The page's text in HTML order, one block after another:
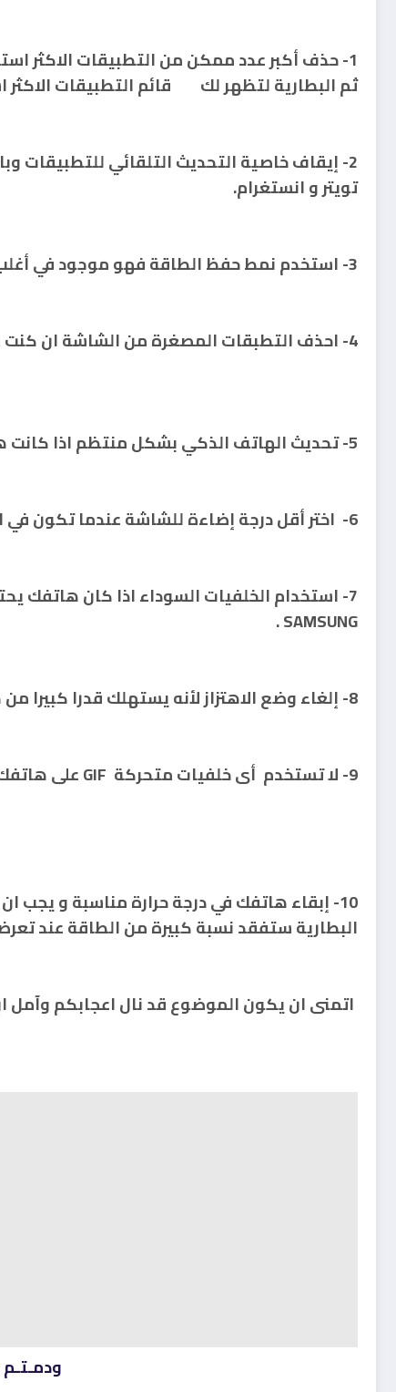
1- حذف أكبر عدد ممكن من التطبيقات الاكثر
ثم البطارية لتظهر لك قائم التطبيقات الاكثر
2- إيقاف خاصية التحديث التلقائي
تويتر و انستغرام.
3- استخدم نمط حفظ الطاقة فهو موجود في أغلب هواتف أندرويد الجديدة.
4- احذف التطبقات المصغرة من الشاشة ان كنت لا تستخدمها بكثرة.
5- تحديث الهاتف الذكي بشكل منتظم اذا كانت هناك تحديثات طبعا.
6- اختر أقل درجة إضاءة للشاشة عندما تكون في الداخل او ضع هاتفك على خيار السطوع التلقائي .
SAMSUNG .
8- إلغاء وضع الاهتزاز لأنه يستهلك قدرا كبيرا من طاقة بطارية جهازك .
9- لا تستخدم أى خلفيات متحركة GIF على هاتفك الذكي لانها تستنزف قدرا كبيرا من البطارية .
10- إبقاء هاتفك في درجة حرارة مناسبة و
البطارية ستفقد نسبة كبيرة من الطاقة عند
اتمنى ان يكون الموضوع قد نال اعجابكم
ودمـتـم